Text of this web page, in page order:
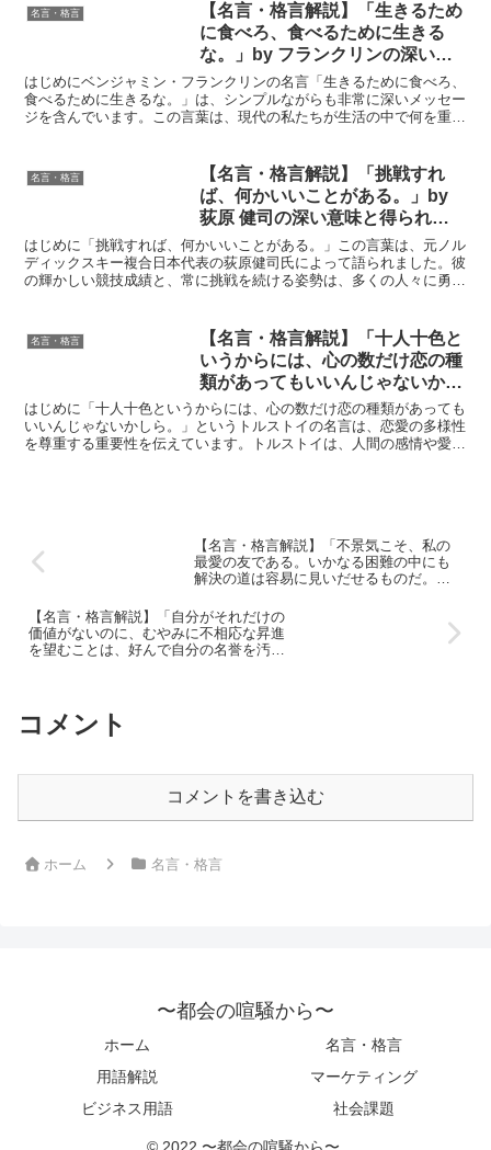
名言・格言
【名言・格言解説】「生きるため
に食べろ、食べるために生きる
な。」by フランクリンの深い意
味と得られる教訓
はじめにベンジャミン・フランクリンの名言「生きるために食べろ、
食べるために生きるな。」は、シンプルながらも非常に深いメッセー
ジを含んでいます。この言葉は、現代の私たちが生活の中で何を重視
名言・格言
【名言・格言解説】「挑戦すれ
ば、何かいいことがある。」by
荻原 健司の深い意味と得られる
教訓
はじめに「挑戦すれば、何かいいことがある。」この言葉は、元ノル
ディックスキー複合日本代表の荻原健司氏によって語られました。彼
の輝かしい競技成績と、常に挑戦を続ける姿勢は、多くの人々に勇気
名言・格言
【名言・格言解説】「十人十色と
いうからには、心の数だけ恋の種
類があってもいいんじゃないかし
ら。」by トルストイの深い意味
と得られる教訓
はじめに「十人十色というからには、心の数だけ恋の種類があっても
いいんじゃないかしら。」というトルストイの名言は、恋愛の多様性
を尊重する重要性を伝えています。トルストイは、人間の感情や愛の
【名言・格言解説】「不景気こそ、私の
最愛の友である。いかなる困難の中にも
解決の道は容易に見いだせるものだ。最
人生は闘争であり、止まる所はない。た
だ前進あるのみである。」by 川鍋秋蔵の
深い意味と得られる教訓
【名言・格言解説】「自分がそれだけの
価値がないのに、むやみに不相応な昇進
を望むことは、好んで自分の名誉を汚す
コメント
コメントを書き込む
ホーム 名言・格言
〜都会の喧騒から〜
ホーム
名言・格言
用語解説
マーケティング
ビジネス用語
社会課題